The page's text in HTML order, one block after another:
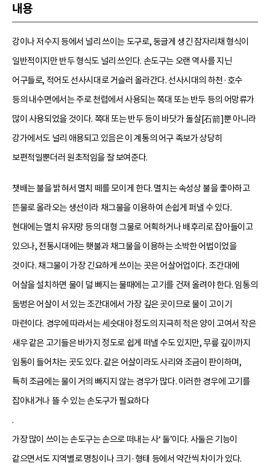
내용
강이나 저수지 등에서 널리 쓰이는 도구로, 둥글게 생긴 잠자리채 형식이
일반적이지만 반두 형식도 널리 쓰인다. 손도구는 오랜 역사를 지닌
어구들로, 적어도 선사시대로 거슬러 올라간다. 선사시대의 하천·호수
등의 내수면에서는 주로 천렵에서 사용되는 쪽대 또는 반두 등의 어망류가
많이 사용되었을 것이다. 쪽대 또는 반두 등이 바닷가 돌살[石箭]뿐 아니라
강가에서도 널리 애용되고 있음은 이 계통의 어구 족보가 상당히
보편적일뿐더러 원초적임을 잘 보여준다.
챗배는 불을 밝혀서 멸치 떼를 모이게 한다. 멸치는 속성상 불을 좋아하고
뜬물로 올라오는 생선이라 채그물을 이용하여 손쉽게 퍼낼 수 있다.
현대에는 멸치 유자망 등의 대형 그물로 어획하거나 배후리로 잡아들이고
있으나, 전통시대에는 횃불과 채그물을 이용하는 소박한 어법이었을
것이다. 채그물이 가장 긴요하게 쓰이는 곳은 어살어업이다. 조간대에
어살을 설치하면 물이 덜 빠지는 물때에는 고기를 건져 올려야 한다. 임통의
둠벙은 어살이 서 있는 조간대에서 가장 깊은 곳이므로 물이 고이기
마련이다. 경우에 따라서는 세숫대야 정도의 지극히 적은 양이 고여서 작은
새우 같은 고기들은 바가지 정도로 쉽게 떠낼 수도 있지만, 무릎 깊이까지
임통이 들어차는 곳도 있다. 같은 어살이라도 사리와 조금이 판이하며,
특히 조금에는 물이 거의 빠지지 않는 경우가 많다. 이러한 경우에 고기를
잡아내거나 뜰 수 있는 손도구가 필요하다
.
가장 많이 쓰이는 손도구는 손으로 떠내는 사‘ 둘’이다. 사둘은 기능이
같으면서도 지역별로 명칭이나 크기·형태 등에서 약간씩 차이가 있다.